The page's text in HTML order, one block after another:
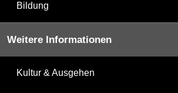
Bildung
Weitere Informationen
Kultur & Ausgehen